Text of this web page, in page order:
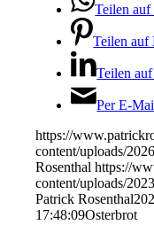
Teilen
Teilen auf
Teilen
Per E-
https://
content/uploads/
Rosenthal https://
content/uploads/
Patrick Rosenthal
17:48:09Osterbrot